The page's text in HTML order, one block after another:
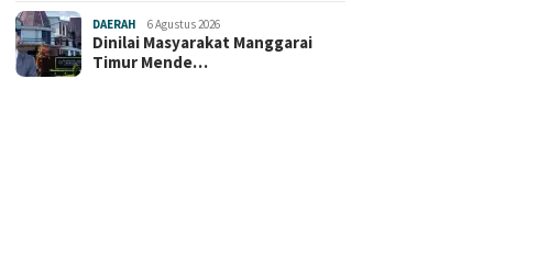
DAERAH 6 Agustus 2026
Dinilai Masyarakat Manggarai
Timur Mende…